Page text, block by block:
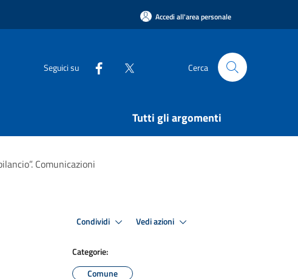
Accedi all'area personale
Seguici su Cerca
Tutti gli argomenti
Comunicazioni
Condividi Vedi azioni
Categorie:
Comune